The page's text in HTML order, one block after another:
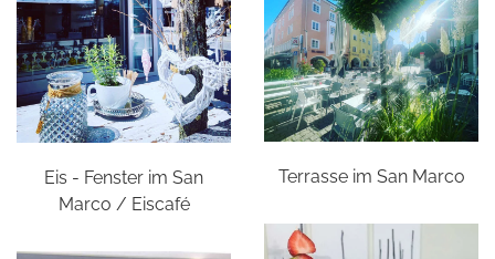
Eis - Fenster im San
Marco / Eiscafé
Terrasse im San Marco